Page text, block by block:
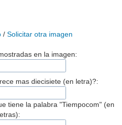
/ Solicitar otra imagen
en la imagen:
mas diecisiete (en letra)?:
tiene la palabra "Tiempocom" (en